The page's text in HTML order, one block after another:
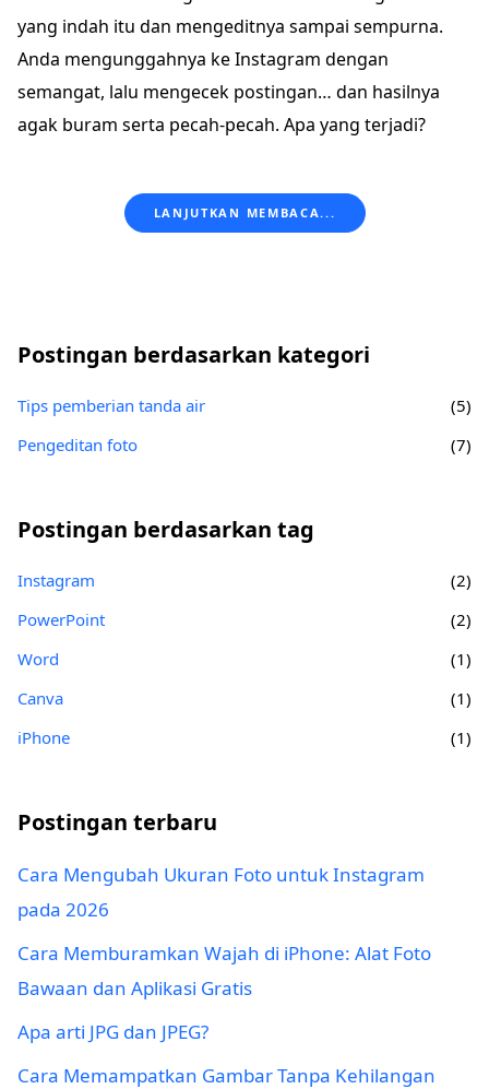
yang indah itu dan mengeditnya sampai sempurna.
Anda mengunggahnya ke Instagram dengan
semangat, lalu mengecek postingan… dan hasilnya
agak buram serta pecah-pecah. Apa yang terjadi?
LANJUTKAN MEMBACA...
Postingan berdasarkan kategori
Tips pemberian tanda air
(5)
Pengeditan foto
(7)
Postingan berdasarkan tag
Instagram
(2)
PowerPoint
(2)
Word
(1)
Canva
(1)
iPhone
(1)
Postingan terbaru
Cara Mengubah Ukuran Foto untuk Instagram
pada 2026
Cara Memburamkan Wajah di iPhone: Alat Foto
Bawaan dan Aplikasi Gratis
Apa arti JPG dan JPEG?
Cara Memampatkan Gambar Tanpa Kehilangan